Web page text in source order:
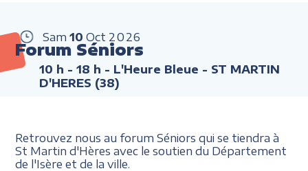
Sam 10 Oct 2026
Forum Séniors
10 h - 18 h - L'Heure Bleue - ST MARTIN
D'HERES (38)
Retrouvez nous au forum Séniors qui se tiendra à
St Martin d'Hères avec le soutien du Département
de l'Isère et de la ville.